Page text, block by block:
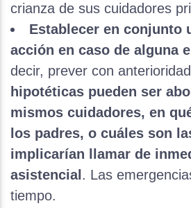
crianza de sus cuidadores
Establecer en conjunto
acción en caso de alguna
decir, prever con anterioridad
hipotéticas pueden ser
mismos cuidadores, en
los padres, o cuáles son
implicarían llamar de
asistencial . Las
tiempo.